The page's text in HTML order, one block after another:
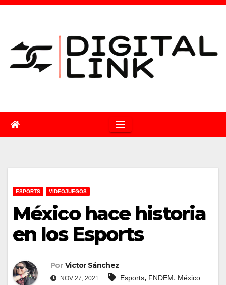
Saltar
ESPORTS VIDEOJUEGOS
México hace historia
en los Esports
Por Victor Sánchez
NOV 27, 2021 Esports, FNDEM, México